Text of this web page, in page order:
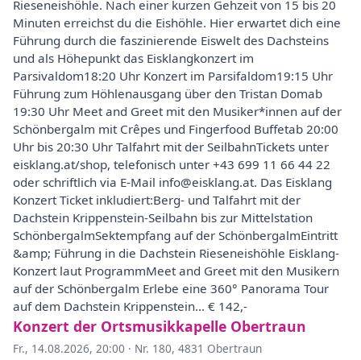
Rieseneishöhle. Nach einer kurzen Gehzeit von 15 bis 20
Minuten erreichst du die Eishöhle. Hier erwartet dich eine
Führung durch die faszinierende Eiswelt des Dachsteins
und als Höhepunkt das Eisklangkonzert im
Parsivaldom18:20 Uhr Konzert im Parsifaldom19:15 Uhr
Führung zum Höhlenausgang über den Tristan Domab
19:30 Uhr Meet and Greet mit den Musiker*innen auf der
Schönbergalm mit Crêpes und Fingerfood Buffetab 20:00
Uhr bis 20:30 Uhr Talfahrt mit der SeilbahnTickets unter
eisklang.at/shop, telefonisch unter +43 699 11 66 44 22
oder schriftlich via E-Mail info@eisklang.at. Das Eisklang
Konzert Ticket inkludiert:Berg- und Talfahrt mit der
Dachstein Krippenstein-Seilbahn bis zur Mittelstation
SchönbergalmSektempfang auf der SchönbergalmEintritt
&amp; Führung in die Dachstein Rieseneishöhle Eisklang-
Konzert laut ProgrammMeet and Greet mit den Musikern
auf der Schönbergalm Erlebe eine 360° Panorama Tour
auf dem Dachstein Krippenstein... € 142,-
Konzert der Ortsmusikkapelle Obertraun
Fr., 14.08.2026, 20:00 · Nr. 180, 4831 Obertraun